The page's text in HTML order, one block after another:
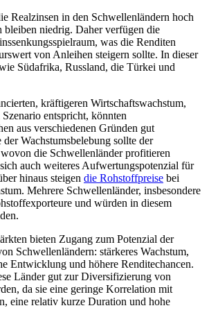
Realzinsen in den Schwellenländern hoch
bleiben niedrig. Daher verfügen die
was die Renditen
von Anleihen steigern sollte. In dieser
Südafrika, Russland, die Türkei und
kräftigeren Wirtschaftswachstum,
entspricht, könnten
aus verschiedenen Gründen gut
Wachstumsbelebung sollte der
die Schwellenländer profitieren
auch weiteres Aufwertungspotenzial für
hinaus steigen die Rohstoffpreise bei
Mehrere Schwellenländer, insbesondere
und würden in diesem
bieten Zugang zum Potenzial der
Schwellenländern: stärkeres Wachstum,
Entwicklung und höhere Renditechancen.
Länder gut zur Diversifizierung von
da sie eine geringe Korrelation mit
eine relativ kurze Duration und hohe